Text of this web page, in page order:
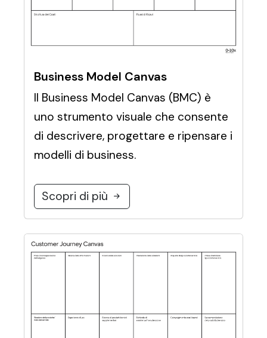
Business Model Canvas
Il Business Model Canvas (BMC) è
uno strumento visuale che consente
di descrivere, progettare e ripensare i
modelli di business.
Scopri di più